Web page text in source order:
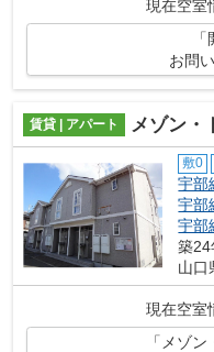
現在空室
お問
賃貸 | アパート メゾン・
敷0
宇部
宇部
宇部
築24
山口
現在空室
「メゾ